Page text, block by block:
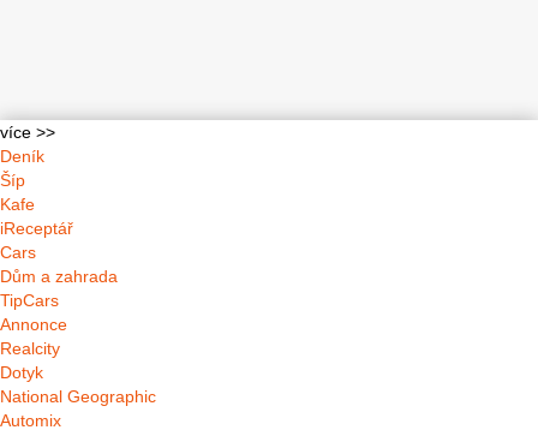
více >>
Deník
Šíp
Kafe
iReceptář
Cars
Dům a zahrada
TipCars
Annonce
Realcity
Dotyk
National Geographic
Automix